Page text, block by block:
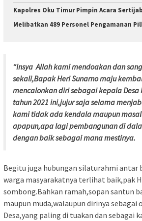
Kapolres Oku Timur Pimpin Acara Sertijab
Melibatkan 489 Personel Pengamanan
“Insya Allah kami mendoakan dan
sekali,Bapak Heri Sunarno maju
mencalonkan diri sebagai kepala Desa
tahun 2021 ini,jujur saja selama
kami tidak ada kendala maupun
apapun,apa lagi pembangunan di
dengan baik sebagai mana mestinya.
Begitu juga hubungan silaturahmi antar
warga masyarakatnya terlihat baik,pak
sombong.Bahkan ramah,sopan santun
maupun muda,walaupun dirinya sebagai
Desa,yang paling di tuakan dan sebagai